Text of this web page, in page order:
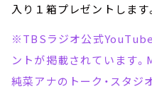
入り１箱プレゼントします
※TBSラジオ公式
ントが掲載されています
純菜アナのトーク・スタジ